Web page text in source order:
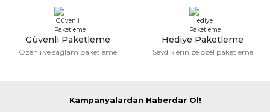
M... N... | 02/01/2026
Deneyimini Paylaş
Manfrotto
Manfrotto 200PL-Pro Plate Arca-swiss uyumlu
Güvenli Paketleme
Özenli ve sağlam paketleme
Hediye Paketleme
Sevdiklerinize özel paketleme
Kampanyalardan Haberdar Ol!